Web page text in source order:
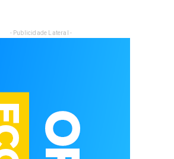
- Publicidade Lateral -